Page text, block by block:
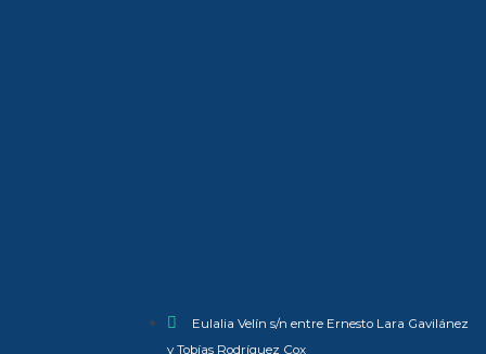
Eulalia Velín s/n entre Ernesto Lara Gavilánez
y Tobías Rodríguez Cox